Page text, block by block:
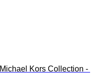
Michael Kors Collection -